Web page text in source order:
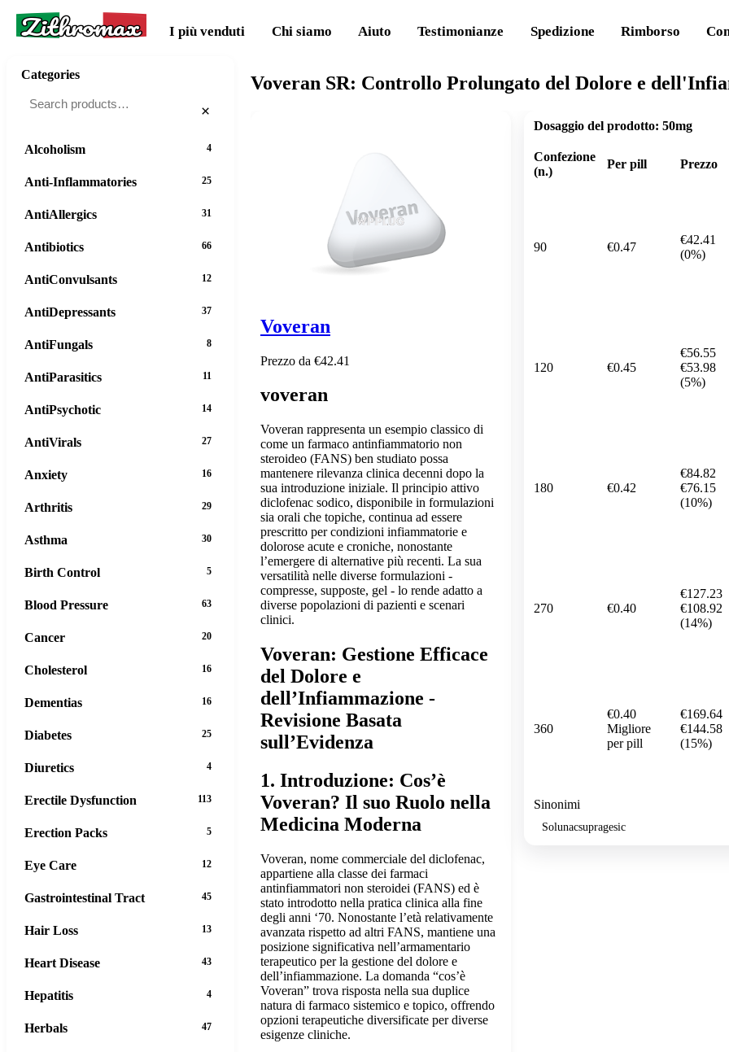
Zithromax I più venduti Chi siamo Aiuto Testimonianze Spedizione Rimborso
Voveran SR: Controllo Prolungato del Dolore e
Voveran
Prezzo da €42.41
voveran
Voveran rappresenta un esempio classico di
come un farmaco antinfiammatorio non
steroideo (FANS) ben studiato possa
mantenere rilevanza clinica decenni dopo la
sua introduzione iniziale. Il principio attivo
diclofenac sodico, disponibile in formulazioni
sia orali che topiche, continua ad essere
prescritto per condizioni infiammatorie e
dolorose acute e croniche, nonostante
l’emergere di alternative più recenti. La sua
versatilità nelle diverse formulazioni -
compresse, supposte, gel - lo rende adatto a
diverse popolazioni di pazienti e scenari
clinici.
Voveran: Gestione Efficace
del Dolore e
dell’Infiammazione -
Revisione Basata
sull’Evidenza
1. Introduzione: Cos’è
Voveran? Il suo Ruolo nella
Medicina Moderna
Voveran, nome commerciale del diclofenac,
appartiene alla classe dei farmaci
antinfiammatori non steroidei (FANS) ed è
stato introdotto nella pratica clinica alla fine
degli anni ‘70. Nonostante l’età relativamente
avanzata rispetto ad altri FANS, mantiene una
posizione significativa nell’armamentario
terapeutico per la gestione del dolore e
dell’infiammazione. La domanda “cos’è
Voveran” trova risposta nella sua duplice
natura di farmaco sistemico e topico, offrendo
opzioni terapeutiche diversificate per diverse
esigenze cliniche.
Dosaggio del prodotto: 50mg
Confezione
(n.)
Per pill Prezzo
90 €0.47
€42.41
(0%)
120 €0.45
€56.55
€53.98
(5%)
180 €0.42
€84.82
€76.15
(10%)
270 €0.40
€127.23
€108.92
(14%)
360
€0.40
Migliore
per pill
€169.64
€144.58
(15%)
Sinonimi
Solunacsupragesic
Categories
×
Alcoholism 4
Anti-Inflammatories 25
AntiAllergics 31
Antibiotics 66
AntiConvulsants 12
AntiDepressants 37
AntiFungals 8
AntiParasitics 11
AntiPsychotic 14
AntiVirals 27
Anxiety 16
Arthritis 29
Asthma 30
Birth Control 5
Blood Pressure 63
Cancer 20
Cholesterol 16
Dementias 16
Diabetes 25
Diuretics 4
Erectile Dysfunction 113
Erection Packs 5
Eye Care 12
Gastrointestinal Tract 45
Hair Loss 13
Heart Disease 43
Hepatitis 4
Herbals 47